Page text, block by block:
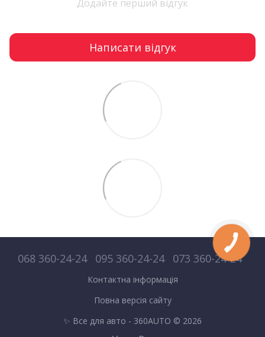
Додайте перший відгук
Написати відгук
068 360-24-24 095 360-24-24 073 360-24-24
Контактна інформація
Повна версія сайту
✨ Все для авто - 360AUTO © 2026